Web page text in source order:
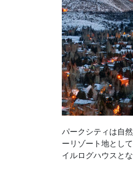
パークシティは自
ーリゾート地とし
イルログハウスとな